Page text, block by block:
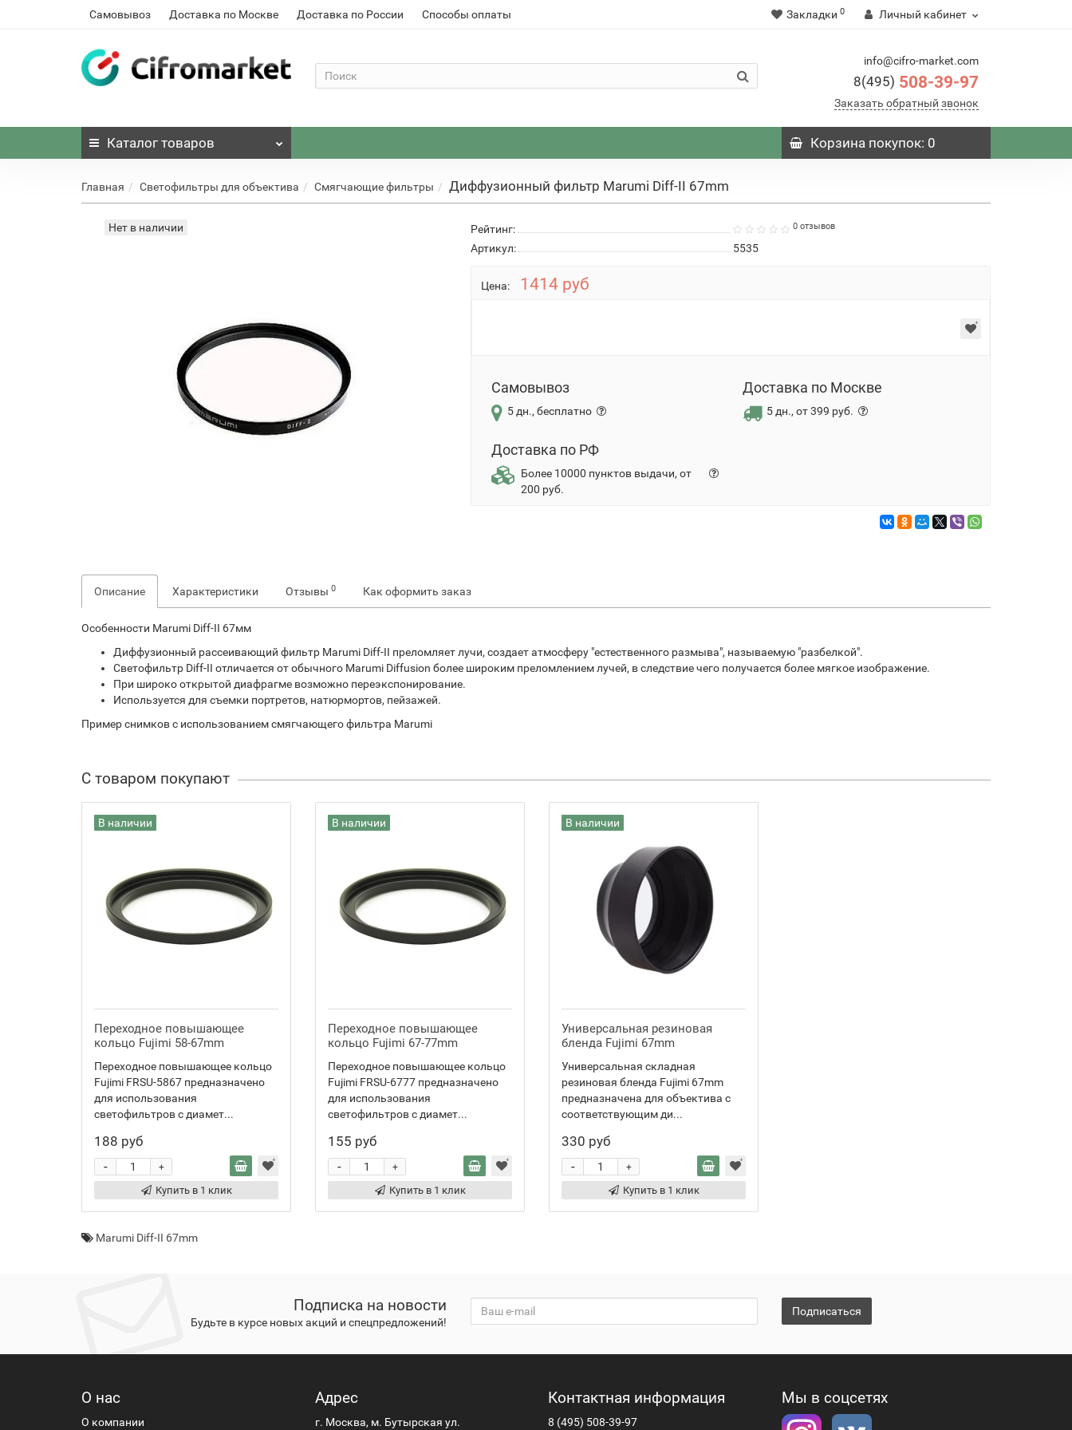
Самовывоз Доставка по Москве Доставка по России Способы оплаты Закладки 0 Личный кабинет
info@cifro-market.com
8(495) 508-39-97
Заказать обратный звонок
Каталог товаров Корзинапокупок: 0
Главная Светофильтры для объектива Смягчающие фильтры Диффузионный фильтр Marumi Diff-II 67mm
Нет в наличии Рейтинг: 0 отзывов
Артикул: 5535
Цена: 1414 руб
Самовывоз
5 дн., бесплатно
Доставка по Москве
5 дн., от 399 руб.
Доставка по РФ
Более 10000 пунктов выдачи, от
200 руб.
Описание Характеристики Отзывы 0 Как оформить заказ
Особенности Marumi Diff-II 67мм
Диффузионный рассеивающий фильтр Marumi Diff-II преломляет лучи, создает атмосферу "естественного размыва", называемую "разбелкой".
Светофильтр Diff-II отличается от обычного Marumi Diffusion более широким преломлением лучей, в следствие чего получается более мягкое изображение.
При широко открытой диафрагме возможно переэкспонирование.
Используется для съемки портретов, натюрмортов, пейзажей.
Пример снимков с использованием смягчающего фильтра Marumi
С товаром покупают
В наличии
Переходное повышающее
кольцо Fujimi 58-67mm
Переходное повышающее кольцо
Fujimi FRSU-5867 предназначено
для использования
светофильтров с диамет...
188 руб
+
-
Купить в 1 клик
В наличии
Переходное повышающее
кольцо Fujimi 67-77mm
Переходное повышающее кольцо
Fujimi FRSU-6777 предназначено
для использования
светофильтров с диамет...
155 руб
+
-
Купить в 1 клик
В наличии
Универсальная резиновая
бленда Fujimi 67mm
Универсальная складная
резиновая бленда Fujimi 67mm
предназначена для объектива с
соответствующим ди...
330 руб
+
-
Купить в 1 клик
Marumi Diff-II 67mm
Подписка на новости
Будьте в курсе новых акций и спецпредложений!
Подписаться
О нас
О компании
Адрес
г. Москва, м. Бутырская ул.
Контактная информация
8 (495) 508-39-97
Мы в соцсетях